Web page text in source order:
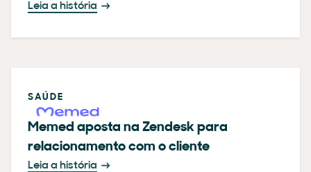
Leia a história
SAÚDE
Memed aposta na Zendesk para
relacionamento com o cliente
Leia a história